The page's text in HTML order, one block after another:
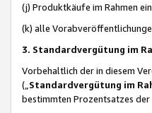
(j) Produktkäufe im Rahmen
(k) alle
3. Standardvergütung im
Vorbehaltlich der in diesem
(„ Standardvergütung im
bestimmten Prozentsatzes